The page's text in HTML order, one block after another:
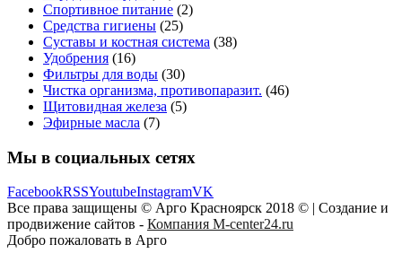
Спортивное питание (2)
Средства гигиены (25)
Суставы и костная система (38)
Удобрения (16)
Фильтры для воды (30)
Чистка организма, противопаразит. (46)
Щитовидная железа (5)
Эфирные масла (7)
Мы в социальных сетях
FacebookRSSYoutubeInstagramVK
Все права защищены © Арго Красноярск 2018 © | Создание и
продвижение сайтов - Компания M-center24.ru
Добро пожаловать в Арго